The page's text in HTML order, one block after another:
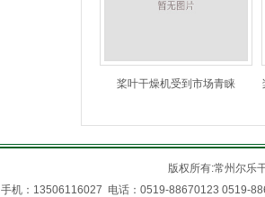
桨叶干燥机受到市场青睐
版权所有:常州尔乐
手机：13506116027 电话：0519-88670123 0519-